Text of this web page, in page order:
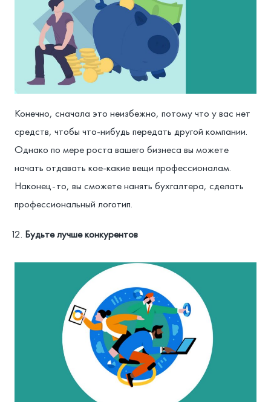
Конечно, сначала это неизбежно, потому что у вас нет
средств, чтобы что-нибудь передать другой компании.
Однако по мере роста вашего бизнеса вы можете
начать отдавать кое-какие вещи профессионалам.
Наконец-то, вы сможете нанять бухгалтера, сделать
профессиональный логотип.
Будьте лучше конкурентов